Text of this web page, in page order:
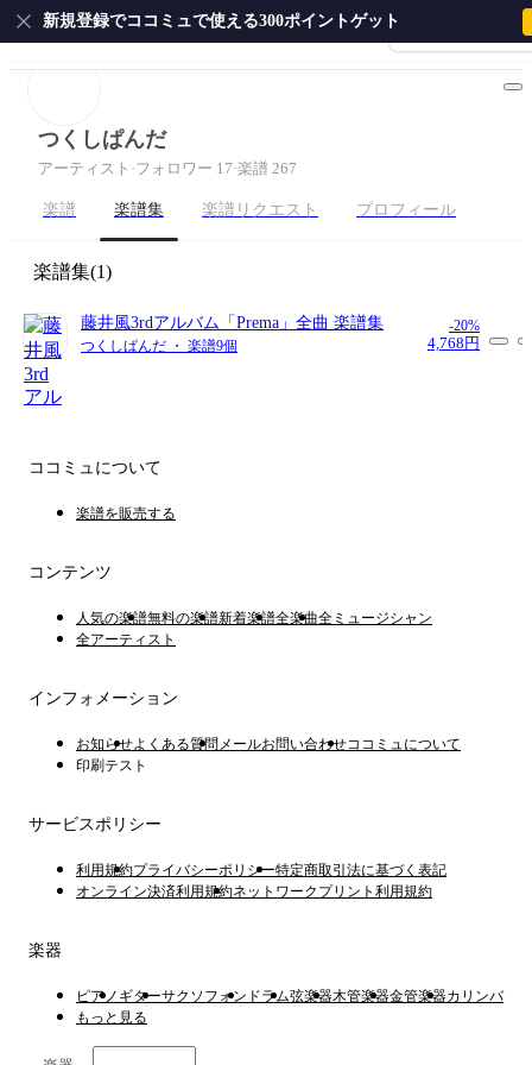
会員登録・ログイ
新規登録でココミュで使える300ポイントゲット
ホーム
ピアノ ギター サクソフォン ドラム
つくしぱんだ
アーティスト ·フォロワー 17·楽譜 267
楽譜 楽譜集 楽譜リクエスト プロフィール
楽譜集(1)
藤井風3rdアルバム「Prema」全曲 楽譜集
つくしぱんだ ・ 楽譜9個
-20%
4,768円
ココミュについて
楽譜を販売する
コンテンツ
人気の楽譜無料の楽譜新着楽譜全楽曲全ミュージシャン
全アーティスト
インフォメーション
お知らせよくある質問 メールお問い合わせココミュについて
印刷テスト
サービスポリシー
利用規約プライバシーポリシー特定商取引法に基づく表記
オンライン決済利用規約ネットワークプリント利用規約
楽器
ピアノ ギターサクソフォン ドラム弦楽器木管楽器金管楽器カリンバ
もっと見る